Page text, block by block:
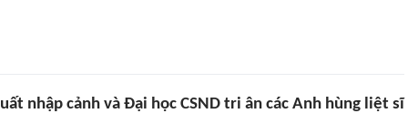
nhập cảnh và Đại học CSND tri ân các Anh hùng liệt sĩ